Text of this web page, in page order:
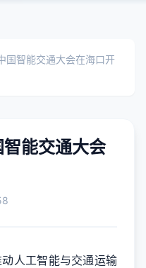
国智能交通大会在海口开
能交通大会
动人工智能与交通运输